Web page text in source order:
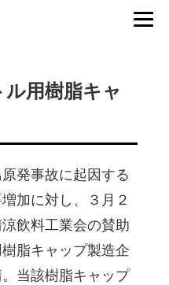
用樹脂キャ
発事故に起因する
加に対し、３月２
飲料工業会の賛助
脂キャップ製造企
当該樹脂キャップ